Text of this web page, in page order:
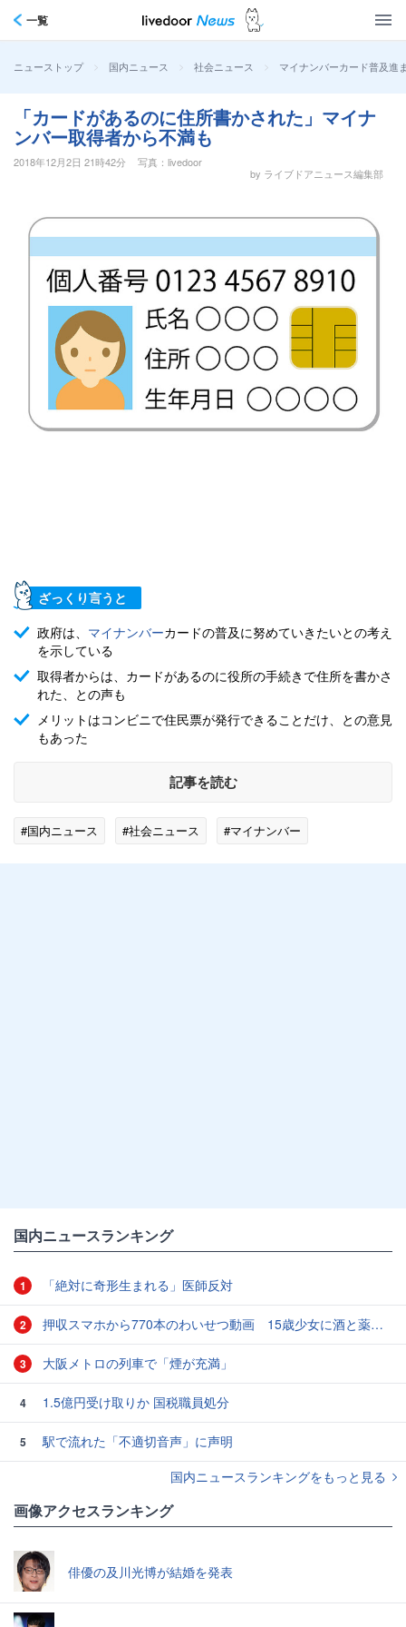
一覧
ニューストップ > 国内ニュース > 社会ニュース > マイナンバーカード普及
「カードがあるのに住所書かされた」マイナ
ンバー取得者から不満も
2018年12月2日 21時42分
写真：livedoor
by ライブドアニュース編集部
ざっくり言うと
政府は、 マイナンバーカードの普及に努めていきたいとの考え
を示している
取得者からは、カードがあるのに役所の手続きで住所を書かさ
れた、との声も
メリットはコンビニで住民票が発行できることだけ、との意見
もあった
記事を読む
#国内ニュース #社会ニュース #マイナンバー
国内ニュースランキング
1 「絶対に奇形生まれる」医師反対
2 押収スマホから770本のわいせつ動画 15歳少女に酒と薬飲ませ性的暴行か 54歳男を再逮捕 「薬もありますよ」とSNSで誘い出し
3 大阪メトロの列車で「煙が充満」
4 1.5億円受け取りか 国税職員処分
5
駅で流れた「不適切音声」に声明
国内ニュースランキングをもっと見る
画像アクセスランキング
俳優の及川光博が結婚を発表